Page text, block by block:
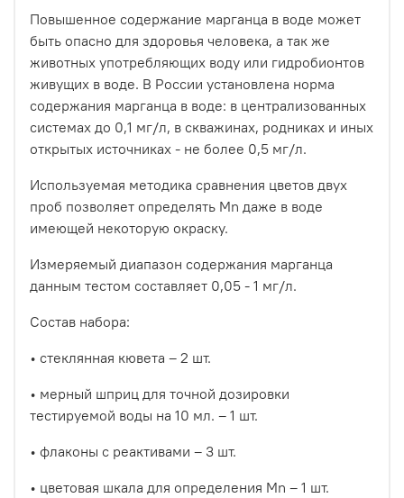
Повышенное содержание марганца в воде может
быть опасно для здоровья человека, а так же
животных употребляющих воду или гидробионтов
живущих в воде. В России установлена норма
содержания марганца в воде: в централизованных
системах до 0,1 мг/л, в скважинах, родниках и иных
открытых источниках - не более 0,5 мг/л.
Используемая методика сравнения цветов двух
проб позволяет определять Mn даже в воде
имеющей некоторую окраску.
Измеряемый диапазон содержания марганца
данным тестом составляет 0,05 - 1 мг/л.
Состав набора:
• стеклянная кювета – 2 шт.
• мерный шприц для точной дозировки
тестируемой воды на 10 мл. – 1 шт.
• флаконы с реактивами – 3 шт.
• цветовая шкала для определения Mn – 1 шт.